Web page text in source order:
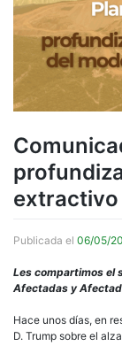
extractivo
Publicada el 06/05/
Les compartimos el
Afectadas y
Hace unos días, en
D. Trump sobre el